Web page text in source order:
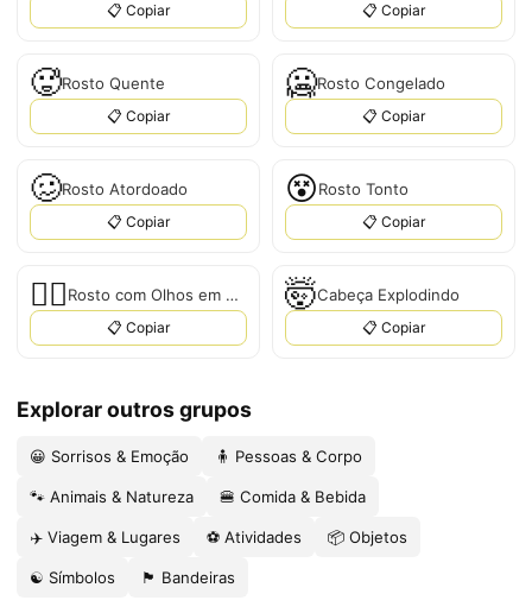
📋 Copiar 📋 Copiar
🥵Rosto Quente
📋 Copiar
🥶Rosto Congelado
📋 Copiar
🥴Rosto Atordoado
📋 Copiar
😵Rosto Tonto
📋 Copiar
😵‍💫 Rosto com Olhos em Espiral
📋 Copiar
🤯Cabeça Explodindo
📋 Copiar
Explorar outros grupos
😀 Sorrisos & Emoção 🧍 Pessoas & Corpo
🐾 Animais & Natureza 🍔 Comida & Bebida
✈️ Viagem & Lugares ⚽ Atividades 📦 Objetos
☯️ Símbolos 🏴 Bandeiras